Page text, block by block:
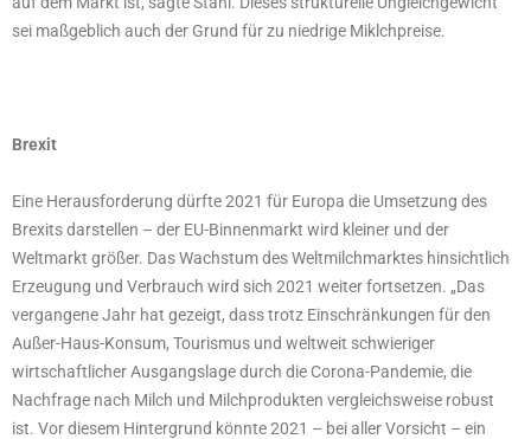
sei maßgeblich auch der Grund für zu niedrige Miklchpreise.
Brexit
Eine Herausforderung dürfte 2021 für Europa die Umsetzung des
Brexits darstellen – der EU-Binnenmarkt wird kleiner und der
Weltmarkt größer. Das Wachstum des Weltmilchmarktes hinsichtlich
Erzeugung und Verbrauch wird sich 2021 weiter fortsetzen. „Das
vergangene Jahr hat gezeigt, dass trotz Einschränkungen für den
Außer-Haus-Konsum, Tourismus und weltweit schwieriger
wirtschaftlicher Ausgangslage durch die Corona-Pandemie, die
Nachfrage nach Milch und Milchprodukten vergleichsweise robust
ist. Vor diesem Hintergrund könnte 2021 – bei aller Vorsicht – ein